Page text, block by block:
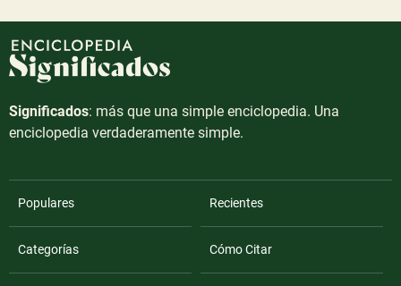
Significados: más que una simple enciclopedia. Una
enciclopedia verdaderamente simple.
Populares Recientes
Categorías Cómo Citar